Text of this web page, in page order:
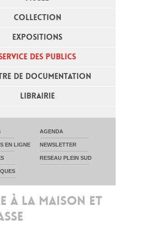
COLLECTION
EXPOSITIONS
DES PUBLICS
DE DOCUMENTATION
LIBRAIRIE
AGENDA
EN LIGNE NEWSLETTER
RESEAU PLEIN SUD
À LA MAISON ET